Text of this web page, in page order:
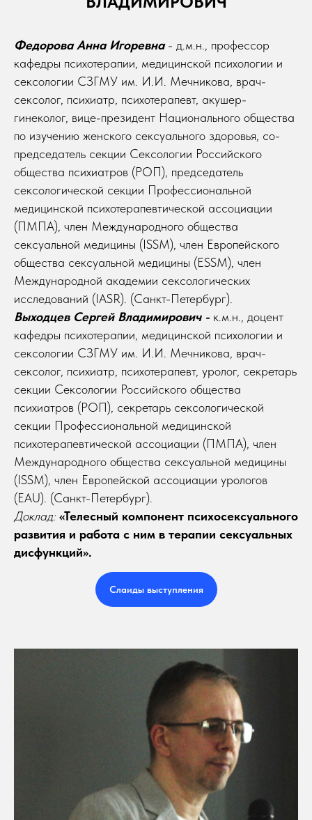
Федорова Анна Игоревна- д.м.н., профессор
кафедры психотерапии, медицинской психологии и
сексологии СЗГМУ им. И.И. Мечникова, врач-
сексолог, психиатр, психотерапевт, акушер-
гинеколог, вице-президент Национального общества
по изучению женского сексуального здоровья, со-
председатель секции Сексологии Российского
общества психиатров (РОП), председатель
сексологической секции Профессиональной
медицинской психотерапевтической ассоциации
(ПМПА), член Международного общества
сексуальной медицины (ISSM), член Европейского
общества сексуальной медицины (ESSM), член
Международной академии сексологических
исследований (IASR). (Санкт-Петербург).
Выходцев Сергей Владимирович - к.м.н., доцент
кафедры психотерапии, медицинской психологии и
сексологии СЗГМУ им. И.И. Мечникова, врач-
сексолог, психиатр, психотерапевт, уролог, секретарь
секции Сексологии Российского общества
психиатров (РОП), секретарь сексологической
секции Профессиональной медицинской
психотерапевтической ассоциации (ПМПА), член
Международного общества сексуальной медицины
(ISSM), член Европейской ассоциации урологов
(EAU). (Санкт-Петербург).
Доклад: «Телесный компонент психосексуального
развития и работа с ним в терапии сексуальных
дисфункций».
Слаиды выступления